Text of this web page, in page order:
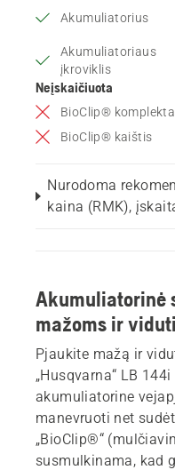
Akumuliatorius
Akumuliatoriaus
įkroviklis
Neįskaičiuota
BioClip®
BioClip® kaištis
Nurodoma
kaina (RMK),
Akumuliatorinė
mažoms ir
Pjaukite mažą ir
„Husqvarna“ LB
akumuliatorine
manevruoti net
„BioClip®“
susmulkinama, kad